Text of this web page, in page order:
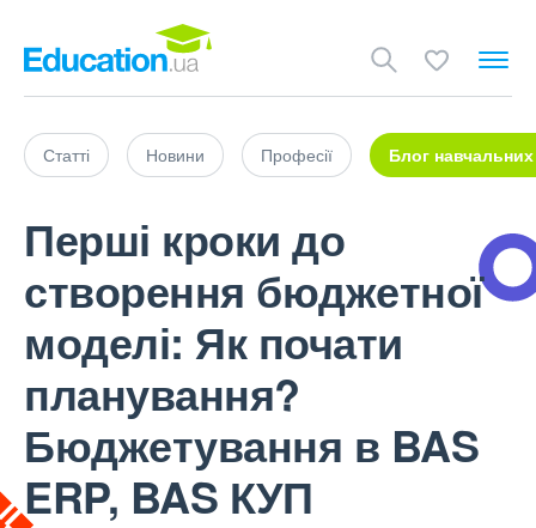
Статті Новини Професії Блог навчальних
Перші кроки до
створення бюджетної
моделі: Як почати
планування?
Бюджетування в BAS
ERP, BAS КУП